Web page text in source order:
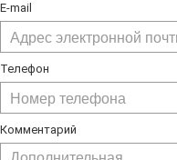
E-mail
Телефон
Комментарий